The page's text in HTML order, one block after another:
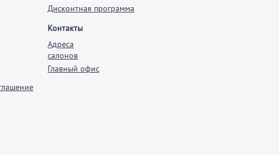
Дисконтная программа
Контакты
Адреса
салонов
Главный офис